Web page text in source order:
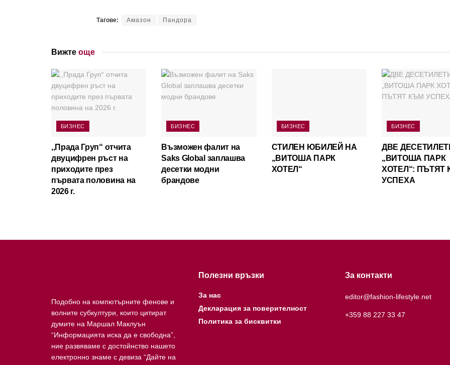
Тагове: Амазон Пандора
Вижте още
БИЗНЕС
,,Прада Груп“ отчита
двуцифрен ръст на
приходите през
първата половина на
2026 г.
БИЗНЕС
Възможен фалит на
Saks Global заплашва
десетки модни
брандове
БИЗНЕС
СТИЛЕН ЮБИЛЕЙ НА
„ВИТОША ПАРК
ХОТЕЛ“
БИЗНЕС
ДВЕ
„ВИТОША ПАРК
ХОТЕЛ“: ПЪТЯТ
УСПЕХА
Подобно на компютърните фенове и
волните субкултури, които цитират
думите на Маршал Маклуън
“Информацията иска да е свободна”,
ние развяваме с достойнство нашето
електронно знаме с девиза “Дайте на
Полезни връзки
За нас
Декларация за поверителност
Политика за бисквитки
За контакти
editor@fashion-lifestyle.net
+359 88 227 33 47